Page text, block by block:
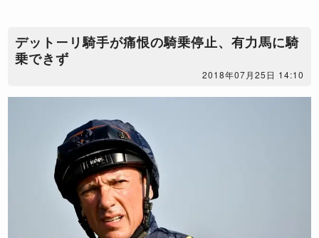
デットーリ騎手が痛恨の騎乗停止、有力馬に騎
乗できず
2018年07月25日 14:10